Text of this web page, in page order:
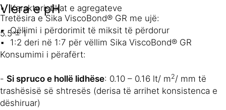
Vlera e pH
5.5 ± 1
Tretësira e Sika ViscoBond® GR me ujë:
1:2 deri në 1:7 për vëllim Sika ViscoBond® GR
Karakteristikat e agregateve
Qëllimi i përdorimit të miksit të përdorur
Konsumimi i përafërt:
- Si spruco e hollë lidhëse: 0.10 – 0.16 lt/ m2/ mm të
trashësisë së shtresës (derisa të arrihet konsistenca e
dëshiruar)